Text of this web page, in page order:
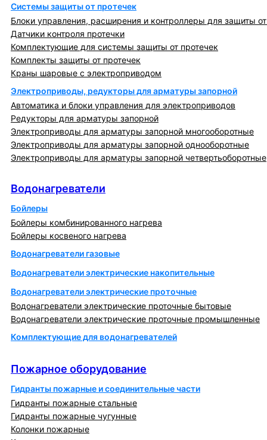
Системы защиты от протечек
Блоки управления, расширения и контроллеры для защиты
Датчики контроля протечки
Комплектующие для системы защиты от протечек
Комплекты защиты от протечек
Краны шаровые с электроприводом
Электроприводы, редукторы для арматуры запорной
Автоматика и блоки управления для электроприводов
Редукторы для арматуры запорной
Электроприводы для арматуры запорной многооборотные
Электроприводы для арматуры запорной однооборотные
Электроприводы для арматуры запорной четвертьоборотные
Водонагреватели
Бойлеры
Бойлеры комбинированного нагрева
Бойлеры косвеного нагрева
Водонагреватели газовые
Водонагреватели электрические накопительные
Водонагреватели электрические проточные
Водонагреватели электрические проточные бытовые
Водонагреватели электрические проточные промышленные
Комплектующие для водонагревателей
Пожарное оборудование
Гидранты пожарные и соединительные части
Гидранты пожарные стальные
Гидранты пожарные чугунные
Колонки пожарные